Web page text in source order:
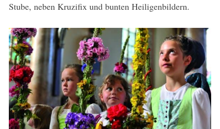
Stube, neben Kruzifix und bunten Heiligenbildern.